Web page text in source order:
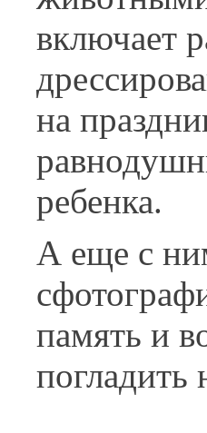
включает
на
ребенка.
А еще с
память и